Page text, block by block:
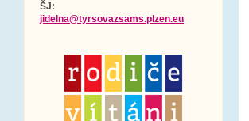
ŠJ:
jidelna@tyrsovazsams.plzen.eu